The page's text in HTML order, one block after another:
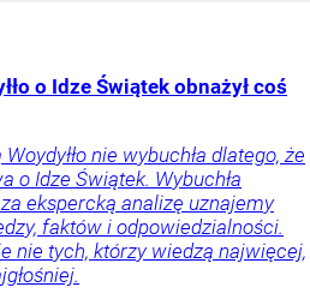
o Idze Świątek obnażył coś
nie wybuchła dlatego, że
o Idze Świątek. Wybuchła
ekspercką analizę uznajemy
faktów i odpowiedzialności.
nie tych, którzy wiedzą najwięcej,